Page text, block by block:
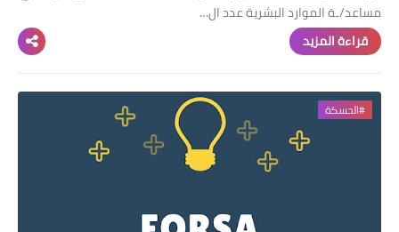
مساعد/ـة الموارد البشرية عدد ال…
قراءة المزيد
#الحسكة